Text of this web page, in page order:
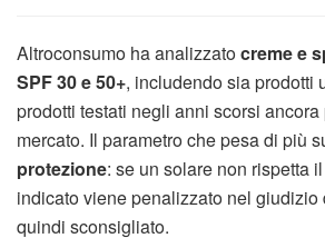
Altroconsumo ha analizzatocreme e
SPF 30 e 50+, includendo sia prodotti
prodotti testati negli anni scorsi
mercato. Il parametro che pesa di più
protezione: se un solare non rispetta
indicato viene penalizzato nel
quindi sconsigliato.